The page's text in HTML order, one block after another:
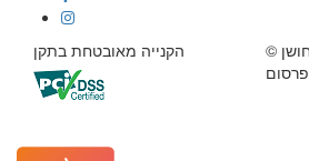
© כל הזכויות שמורות לחושן
פרסום
הקנייה מאובטחת בתקן